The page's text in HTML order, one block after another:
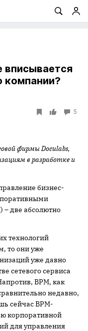
вписывается
компании?
5
фирмыDoculabs,
в разработке и
бизнес-
две абсолютно
технологий
то они уже
уже давно
сетевого сервиса
BPM, как
недавно,
сейчас BPM-
корпоративной
для управления